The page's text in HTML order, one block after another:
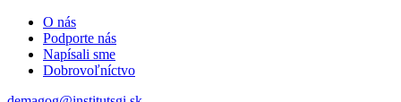
O nás
Podporte nás
Napísali sme
Dobrovoľníctvo